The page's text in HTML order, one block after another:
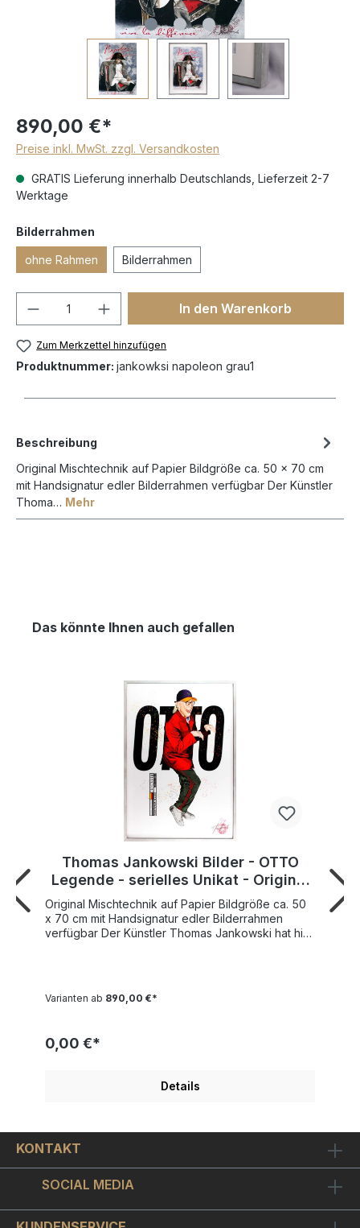
890,00 €*
Preise inkl. MwSt. zzgl. Versandkosten
GRATIS Lieferung innerhalb Deutschlands, Lieferzeit 2-7
Werktage
Bilderrahmen
ohne Rahmen Bilderrahmen
In den Warenkorb
Zum Merkzettel hinzufügen
Produktnummer: jankowksi napoleon grau1
Beschreibung
Original Mischtechnik auf Papier Bildgröße ca. 50 x 70 cm
mit Handsignatur edler Bilderrahmen verfügbar Der Künstler
Thoma… Mehr
Das könnte Ihnen auch gefallen
Thomas Jankowski Bilder - OTTO
Legende - serielles Unikat - Original
Mischtechnik
Original Mischtechnik auf Papier Bildgröße ca. 50
x 70 cm mit Handsignatur edler Bilderrahmen
verfügbar Der Künstler Thomas Jankowski hat hier
später lukrative Auftragsarbeiten einem
90ern verschiedene Medienformate. Als
über zwei Jahrzehnte mit künstlerischen
Gastronomiekonzepten und Bars in Atelierräumen
fertigt Großformate für Gastronomien in
verschiedenen Städten an. Bei Jankowskis
Arbeiten „One of a kind“ bedient sich der Künstler
einer Mischtechnik, indem er gemalte Originale als
Druckbasis auf hochwertigem Büttenpapier von
Hand mit Espresso, Ölkreiden, Acryl oder Lasuren
koloriert. Durch individuelle Bearbeitung und
Varianten ab 890,00 €*
0,00 €*
Details
KONTAKT
SOCIAL MEDIA